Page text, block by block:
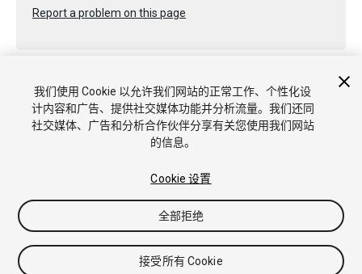
Report a problem on this page
Copyright © 2022 Unity Technologies. Publication 2023.2
我们使用 Cookie 以允许我们网站的正常工作、个性化设
计内容和广告、提供社交媒体功能并分析流量。我们还同
社交媒体、广告和分析合作伙伴分享有关您使用我们网站
的信息。
Cookie 设置
全部拒绝
接受所有 Cookie